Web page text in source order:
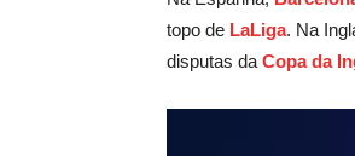
topo de LaLiga. Na
disputas da Copa da